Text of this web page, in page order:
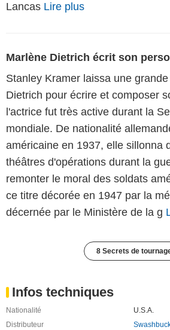
Lancas Lire plus
Marlène Dietrich écrit son
Stanley Kramer laissa une
Dietrich pour écrire et composer
l'actrice fut très active durant la
mondiale. De nationalité
américaine en 1937, elle sillonna
théâtres d'opérations durant la
remonter le moral des soldats
ce titre décorée en 1947 par la
décernée par le Ministère de la g
8 Secrets de
Infos techniques
Nationalité
U.S.A.
Distributeur